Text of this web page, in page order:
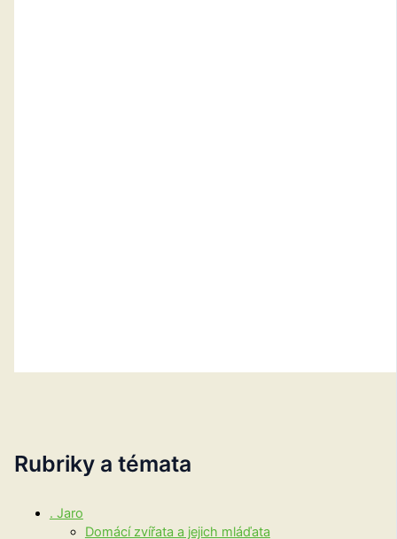
Rubriky a témata
. Jaro
Domácí zvířata a jejich mláďata